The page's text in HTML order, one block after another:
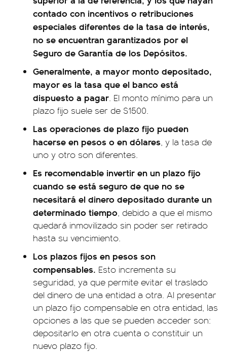
contado con incentivos o retribuciones
especiales diferentes de la tasa de interés,
no se encuentran garantizados por el
Seguro de Garantía de los Depósitos.
Generalmente, a mayor monto depositado,
mayor es la tasa que el banco está
dispuesto a pagar . El monto mínimo para un
plazo fijo suele ser de $1500.
Las operaciones de plazo fijo pueden
hacerse en pesos o en dólares , y la tasa de
uno y otro son diferentes.
Es recomendable invertir en un plazo fijo
cuando se está seguro de que no se
necesitará el dinero depositado durante un
determinado tiempo , debido a que el mismo
quedará inmovilizado sin poder ser retirado
hasta su vencimiento.
Los plazos fijos en pesos son
compensables. Esto incrementa su
seguridad, ya que permite evitar el traslado
del dinero de una entidad a otra. Al presentar
un plazo fijo compensable en otra entidad, las
opciones a las que se pueden acceder son:
depositarlo en otra cuenta o constituir un
nuevo plazo fijo.